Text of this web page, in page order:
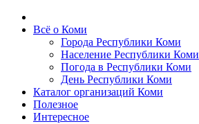
Всё о Коми
Города Республики Коми
Население Республики Коми
Погода в Республики Коми
День Республики Коми
Каталог организаций Коми
Полезное
Интересное